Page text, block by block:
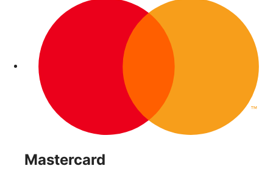
Mastercard